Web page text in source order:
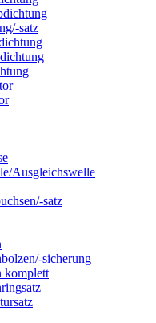
satz
Ausgleichswelle
satz
sicherung
komplett